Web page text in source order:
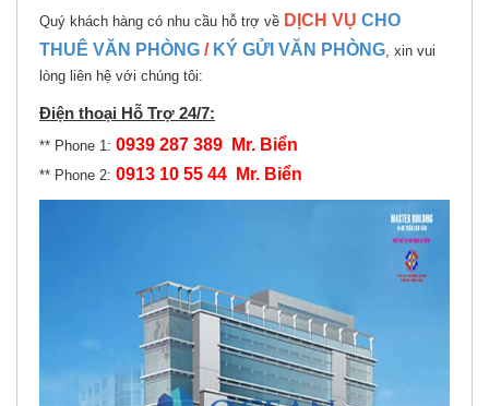
Quý khách hàng có nhu cầu hỗ trợ về DỊCH VỤ CHO
THUÊ VĂN PHÒNG / KÝ GỬI VĂN PHÒNG, xin vui
lòng liên hệ với chúng tôi:
Điện thoại Hỗ Trợ 24/7:
** Phone 1: 0939 287 389 Mr. Biển
** Phone 2: 0913 10 55 44 Mr. Biển